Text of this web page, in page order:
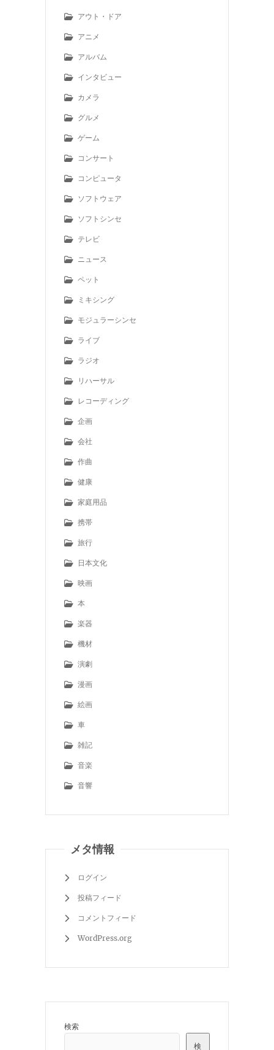
アウト・ドア
アニメ
アルバム
インタビュー
カメラ
グルメ
ゲーム
コンサート
コンピュータ
ソフトウェア
ソフトシンセ
テレビ
ニュース
ペット
ミキシング
モジュラーシンセ
ライブ
ラジオ
リハーサル
レコーディング
企画
会社
作曲
健康
家庭用品
携帯
旅行
日本文化
映画
本
楽器
機材
演劇
漫画
絵画
車
雑記
音楽
音響
メタ情報
ログイン
投稿フィード
コメントフィード
WordPress.org
検索
検